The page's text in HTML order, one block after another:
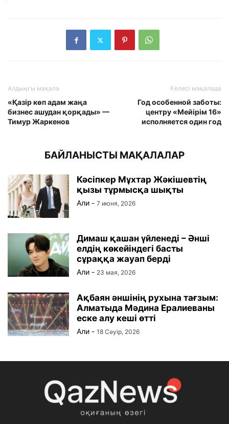
Алдыңғы мақала
«Қазір көп адам жаңа
бизнес ашудан қорқады» —
Тимур Жаркенов
Келесі мақалада
Год особенной заботы:
центру «Meйiрiм 16»
исполняется один год
БАЙЛАНЫСТЫ МАҚАЛАЛАР
Кәсіпкер Мұхтар Жәкішевтің
қызы тұрмысқа шықты
Али - 7 июня, 2026
Димаш қашан үйленеді – Әнші
елдің көкейіндегі басты
сұраққа жауап берді
Али - 23 мая, 2026
Ақбаян әншінің рухына тағзым:
Алматыда Мәдина Ералиеваны
еске алу кеші өтті
Али - 18 Сәуір, 2026